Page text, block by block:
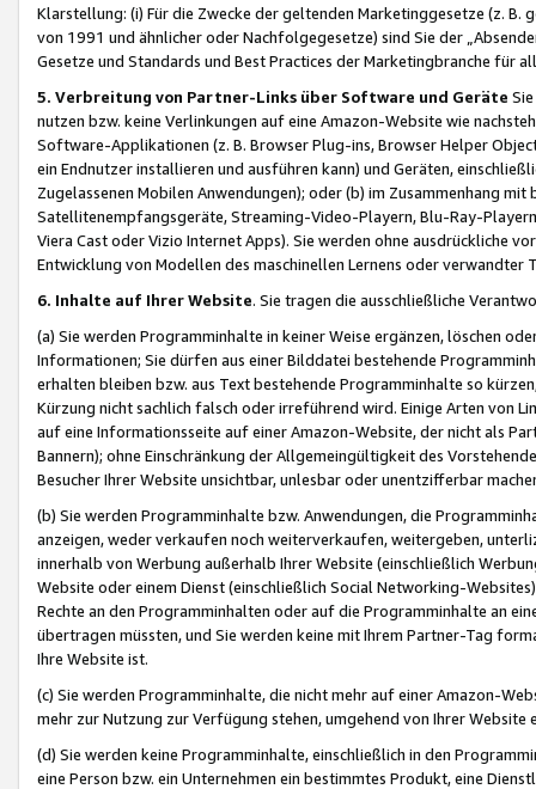
Klarstellung: (i) Für die Zwecke der geltenden Marketinggesetze (z. B.
von 1991 und ähnlicher oder Nachfolgegesetze) sind Sie der
Gesetze und Standards und Best Practices der Marketingbranche für
5. Verbreitung von Partner-Links über Software und Geräte
nutzen bzw. keine Verlinkungen auf eine Amazon-Website wie
Software-Applikationen (z. B. Browser Plug-ins, Browser Helper
ein Endnutzer installieren und ausführen kann) und Geräten,
Zugelassenen Mobilen Anwendungen); oder (b) im Zusammenhang
Satellitenempfangsgeräte, Streaming-Video-Playern, Blu-Ray-
Viera Cast oder Vizio Internet Apps). Sie werden ohne ausdrückliche
Entwicklung von Modellen des maschinellen Lernens oder
6. Inhalte auf Ihrer Website. Sie tragen die ausschließliche
(a) Sie werden Programminhalte in keiner Weise ergänzen, löschen
Informationen; Sie dürfen aus einer Bilddatei bestehende
erhalten bleiben bzw. aus Text bestehende Programminhalte so
Kürzung nicht sachlich falsch oder irreführend wird. Einige Arten von
auf eine Informationsseite auf einer Amazon-Website, der nicht als
Bannern); ohne Einschränkung der Allgemeingültigkeit des
Besucher Ihrer Website unsichtbar, unlesbar oder unentzifferbar
(b) Sie werden Programminhalte bzw. Anwendungen, die
anzeigen, weder verkaufen noch weiterverkaufen, weitergeben,
innerhalb von Werbung außerhalb Ihrer Website (einschließlich
Website oder einem Dienst (einschließlich Social Networking-
Rechte an den Programminhalten oder auf die Programminhalte an
übertragen müssten, und Sie werden keine mit Ihrem Partner-Tag
Ihre Website ist.
(c) Sie werden Programminhalte, die nicht mehr auf einer Amazon-
mehr zur Nutzung zur Verfügung stehen, umgehend von Ihrer
(d) Sie werden keine Programminhalte, einschließlich in den
eine Person bzw. ein Unternehmen ein bestimmtes Produkt, eine